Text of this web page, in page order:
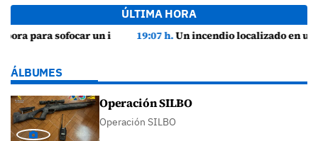
ÚLTIMA HORA
19:07 h.Un incendio localizado en un sofá obliga a intervenir en una vivienda de Playa Honda
ÁLBUMES
Operación SILBO
Operación SILBO